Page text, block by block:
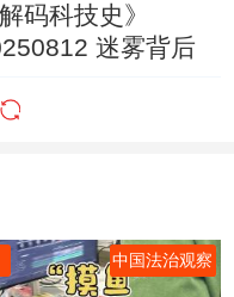
解码科技史》
迷雾背后
中国法治观察